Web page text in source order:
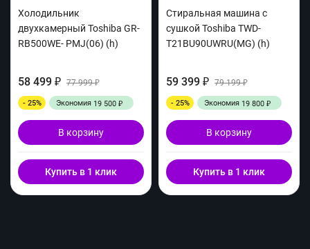
Холодильник
двухкамерный Toshiba GR-
RB500WE- PMJ(06) (h)
58 499 ₽ 77 999₽
- 25% Экономия 19 500 ₽
В корзину
Купить в 1 клик
Стиральная машина с
сушкой Toshiba TWD-
T21BU90UWRU(MG) (h)
59 399 ₽ 79 199₽
- 25% Экономия 19 800 ₽
В корзину
Купить в 1 клик